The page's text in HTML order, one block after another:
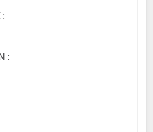
:
: